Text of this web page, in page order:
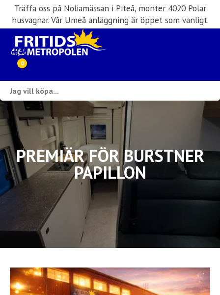
Träffa oss på Noliamässan i Piteå, monter 4020 Polar
husvagnar. Vår Umeå anläggning är öppet som vanligt.
0
Husbilar i lager
Inköp & förmedling
Kontakt
Långtidsparkering
PREMIÄR FÖR BURSTNER
PAPILLON